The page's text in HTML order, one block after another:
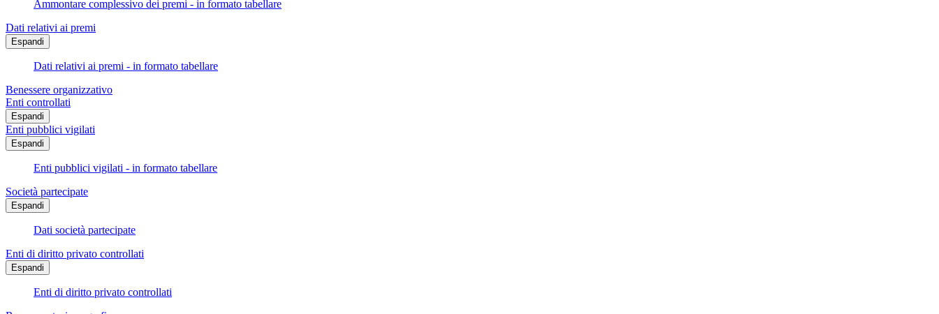
Ammontare complessivo dei premi - in formato tabellare
Dati relativi ai premi
Espandi
Dati relativi ai premi - in formato tabellare
Benessere organizzativo
Enti controllati
Espandi
Enti pubblici vigilati
Espandi
Enti pubblici vigilati - in formato tabellare
Società partecipate
Espandi
Dati società partecipate
Enti di diritto privato controllati
Espandi
Enti di diritto privato controllati